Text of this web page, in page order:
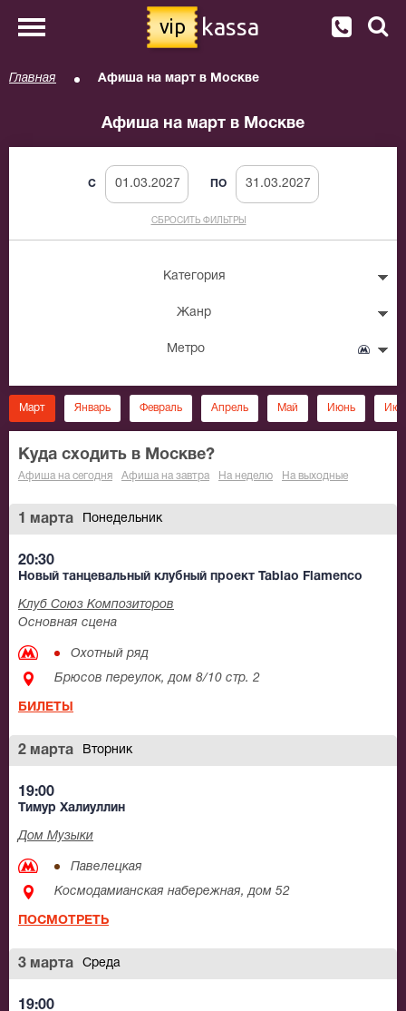
vip kassa
Главная Афиша на март в Москве
Афиша на март в Москве
C ПО
СБРОСИТЬ ФИЛЬТРЫ
Категория
Жанр
Метро
Март Январь Февраль Апрель Май Июнь
Куда сходить в Москве?
Афиша на сегодня Афиша на завтра На неделю На выходные
1 марта Понедельник
20:30
Новый танцевальный клубный проект Tablao Flamenсo
Клуб Союз Композиторов
Основная сцена
Охотный ряд
Брюсов переулок, дом 8/10 стр. 2
БИЛЕТЫ
2 марта Вторник
19:00
Тимур Халиуллин
Дом Музыки
Павелецкая
Космодамианская набережная, дом 52
ПОСМОТРЕТЬ
3 марта Среда
19:00